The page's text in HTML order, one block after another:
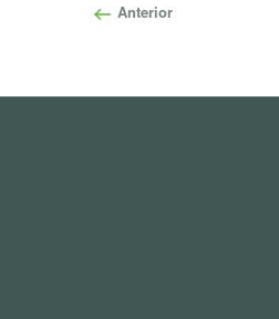
Anterior